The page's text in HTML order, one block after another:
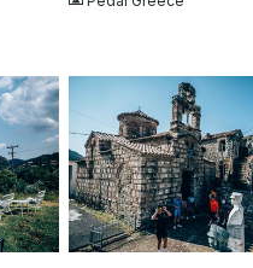
JPG